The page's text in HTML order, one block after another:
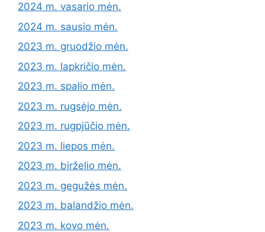
2024 m. vasario mėn.
2024 m. sausio mėn.
2023 m. gruodžio mėn.
2023 m. lapkričio mėn.
2023 m. spalio mėn.
2023 m. rugsėjo mėn.
2023 m. rugpjūčio mėn.
2023 m. liepos mėn.
2023 m. birželio mėn.
2023 m. gegužės mėn.
2023 m. balandžio mėn.
2023 m. kovo mėn.